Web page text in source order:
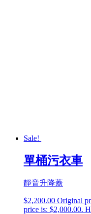
Sale!
單桶污衣車
靜音升降蓋
$2,200.00 Original
price is: $2,000.00.